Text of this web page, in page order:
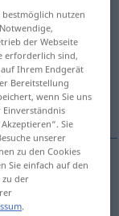
bestmöglich nutzen
der Webseite
erforderlich sind,
Ihrem Endgerät
Bereitstellung
wenn Sie uns
Sie
unserer
zu den Cookies
Sie einfach auf den
zu der
.